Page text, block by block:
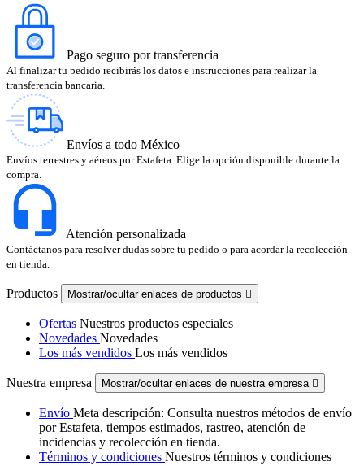
Pago seguro por transferencia
Al finalizar tu pedido recibirás los datos e instrucciones para realizar la
transferencia bancaria.
Envíos a todo México
Envíos terrestres y aéreos por Estafeta. Elige la opción disponible durante la
compra.
Atención personalizada
Contáctanos para resolver dudas sobre tu pedido o para acordar la recolección
en tienda.
Productos Mostrar/ocultar enlaces de productos 
Ofertas Nuestros productos especiales
Novedades Novedades
Los más vendidos Los más vendidos
Nuestra empresa Mostrar/ocultar enlaces de nuestra empresa 
Envío Meta descripción: Consulta nuestros métodos de envío
por Estafeta, tiempos estimados, rastreo, atención de
incidencias y recolección en tienda.
Términos y condiciones Nuestros términos y condiciones